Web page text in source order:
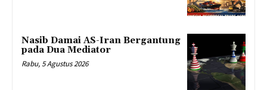
Nasib Damai AS-Iran Bergantung
pada Dua Mediator
Rabu, 5 Agustus 2026